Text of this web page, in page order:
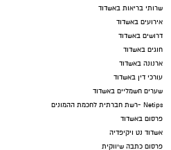
שרותי בריאות באשדוד
אירועים באשדוד
דרושים באשדוד
חוגים באשדוד
ארנונה באשדוד
עורכי דין באשדוד
שערים חשמליים באשדוד
Netips -רשת חברתית לחכמת ההמונים
פרסום באשדוד
אשדוד נט ויקיפדיה
פרסום כתבה שיווקית